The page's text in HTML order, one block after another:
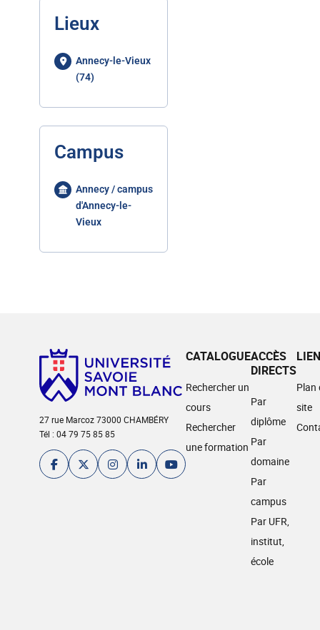
Lieux
Annecy-le-Vieux
(74)
Campus
Annecy / campus
d'Annecy-le-
Vieux
27 rue Marcoz 73000 CHAMBÉRY
Tél : 04 79 75 85 85
CATALOGUE
Rechercher un
cours
Rechercher
une formation
ACCÈS
DIRECTS
Par
diplôme
Par
domaine
Par
campus
Par UFR,
institut,
école
Plan
site